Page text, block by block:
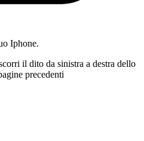
Iphone.
il dito da sinistra a destra dello
precedenti